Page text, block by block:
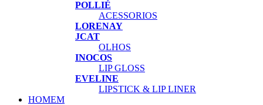
POLLIÉ
ACESSORIOS
LORENAY
JCAT
OLHOS
INOCOS
LIP GLOSS
EVELINE
LIPSTICK & LIP LINER
HOMEM